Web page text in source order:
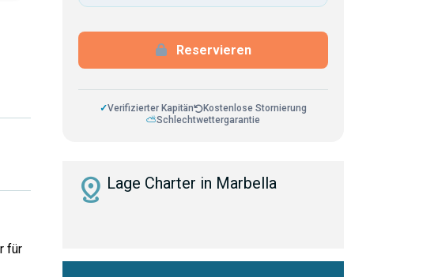
für
Reservieren
✓Verifizierter Kapitän
Kostenlose Stornierung
⛅Schlechtwettergarantie
distance Lage Charter in Marbella